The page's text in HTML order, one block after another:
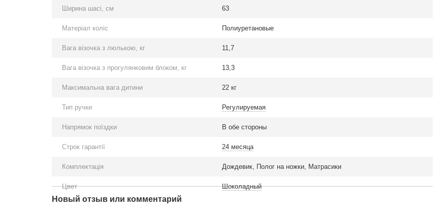
Ширина шасі, см 63
Матеріал коліс Полиуретановые
Вага візочка з люлькою, кг 11,7
Вага візочка з прогулянковим блоком, кг 13,3
Максимальна вага дитини 22 кг
Тип ручки Регулируемая
Напрямок поїздки В обе стороны
Строк гарантії 24 месяца
Комплектація Дождевик, Полог на ножки, Матрасики
Цвет Шоколадный
Новый отзыв или комментарий